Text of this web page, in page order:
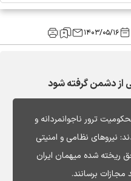
۱۴۰۳/۰۵/۱۶
از دشمن گرفته شود
ترور ناجوانمردانه و
نیروهای نظامی و امنیتی
ریخته شده میهمان ایران
برسانند.